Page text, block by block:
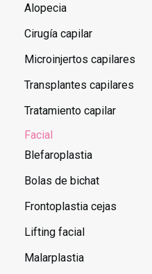
Alopecia
Cirugía capilar
Microinjertos capilares
Transplantes capilares
Tratamiento capilar
Facial
Blefaroplastia
Bolas de bichat
Frontoplastia cejas
Lifting facial
Malarplastia